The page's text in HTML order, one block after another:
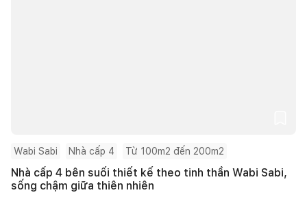
Wabi Sabi Nhà cấp 4 Từ 100m2 đến 200m2
Nhà cấp 4 bên suối thiết kế theo tinh thần Wabi Sabi,
sống chậm giữa thiên nhiên